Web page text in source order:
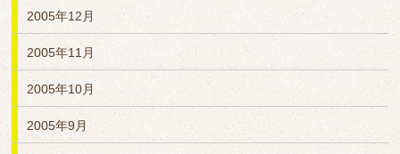
2005年12月
2005年11月
2005年10月
2005年9月